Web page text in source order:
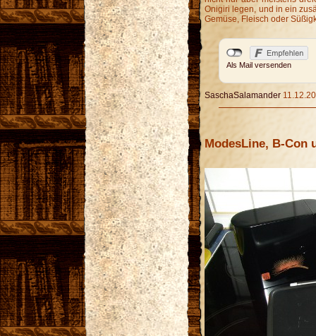
Onigiri legen, und in ein
Gemüse, Fleisch oder
Als Mail versenden
SaschaSalamander
ModesLine, B-Con